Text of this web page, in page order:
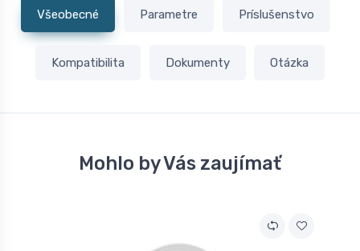
Všeobecné Parametre Príslušenstvo
Kompatibilita Dokumenty Otázka
Mohlo by Vás zaujímať